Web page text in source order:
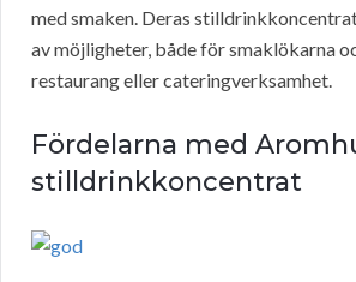
med smaken. Deras
av möjligheter, både för smaklökarna
restaurang eller cateringverksamhet.
Fördelarna med
stilldrinkkoncentrat